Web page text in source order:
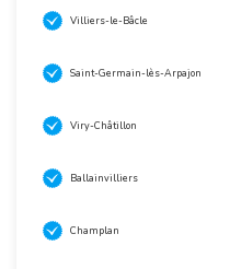
Villiers-le-Bâcle
Saint-Germain-lès-Arpajon
Viry-Châtillon
Ballainvilliers
Champlan